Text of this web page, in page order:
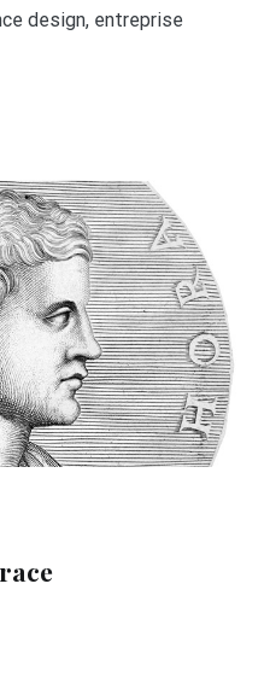
design, entreprise